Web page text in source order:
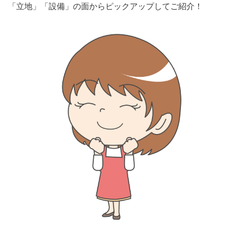
「立地」「設備」の面からピックアップしてご紹介！